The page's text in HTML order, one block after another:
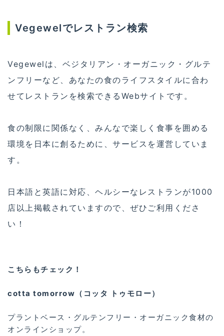
Vegewelでレストラン検索
Vegewelは、ベジタリアン・オーガニック・グルテ
ンフリーなど、あなたの食のライフスタイルに合わ
せてレストランを検索できるWebサイトです。
食の制限に関係なく、みんなで楽しく食事を囲める
環境を日本に創るために、サービスを運営していま
す。
日本語と英語に対応、ヘルシーなレストランが1000
店以上掲載されていますので、ぜひご利用くださ
い！
こちらもチェック！
cotta tomorrow（コッタ トゥモロー）
プラントベース・グルテンフリー・オーガニック食材の
オンラインショップ。